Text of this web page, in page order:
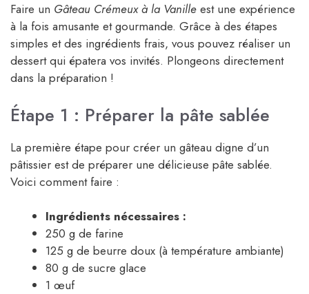
Faire un Gâteau Crémeux à la Vanille est une expérience
à la fois amusante et gourmande. Grâce à des étapes
simples et des ingrédients frais, vous pouvez réaliser un
dessert qui épatera vos invités. Plongeons directement
dans la préparation !
Étape 1 : Préparer la pâte sablée
La première étape pour créer un gâteau digne d’un
pâtissier est de préparer une délicieuse pâte sablée.
Voici comment faire :
Ingrédients nécessaires :
250 g de farine
125 g de beurre doux (à température ambiante)
80 g de sucre glace
1 œuf